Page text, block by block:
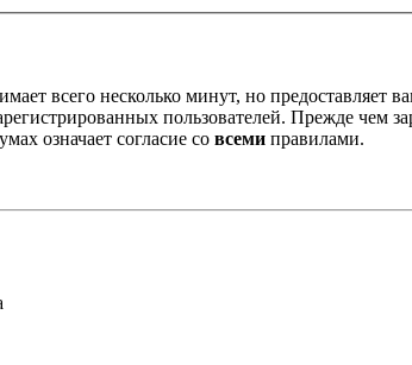
всего несколько минут, но
пользователей. Прежде чем
означает согласие со всеми правилами.